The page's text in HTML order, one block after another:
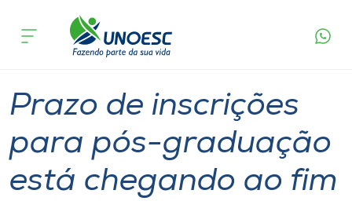
Cursos
Atendimento ao Estudante
acontece
Prazo de inscrições
para pós-graduação
está chegando ao fim